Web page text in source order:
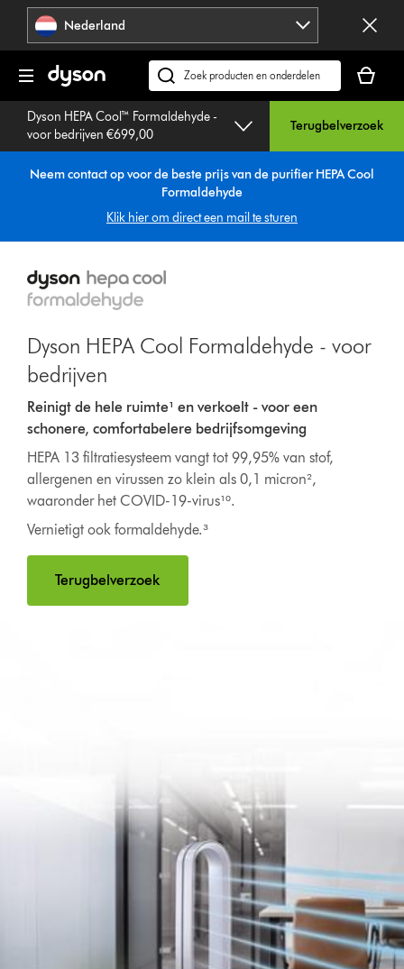
Navigatie
overslaan
Nederland
Zoek
op
dyson.nl
is
Dyson HEPA Cool™ Formaldehyde -
voor bedrijven €699,00
Terugbelverzoek
Neem contact op voor de beste prijs van de purifier HEPA Cool
Formaldehyde
Klik hier om direct een mail te sturen
Dyson HEPA Cool Formaldehyde - voor
bedrijven
Reinigt de hele ruimte¹ en verkoelt - voor een
schonere, comfortabelere bedrijfsomgeving
HEPA 13 filtratiesysteem vangt tot 99,95% van stof,
allergenen en virussen zo klein als 0,1 micron²,
waaronder het COVID-19-virus¹⁰.
Vernietigt ook formaldehyde.³
Terugbelverzoek